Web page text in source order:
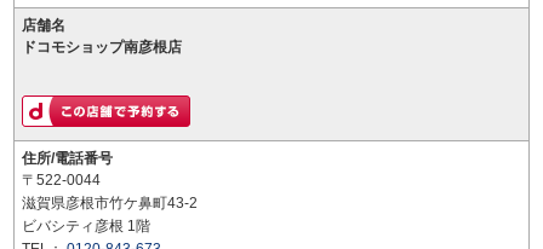
店舗名
ドコモショップ南彦根店
住所/電話番号
〒522-0044
滋賀県彦根市竹ケ鼻町43-2
ビバシティ彦根 1階